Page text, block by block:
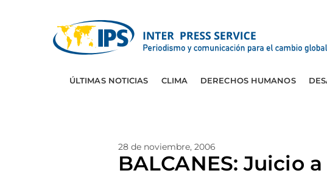
ÚLTIMAS NOTICIAS CLIMA DERECHOS HUMANOS
28 de noviembre, 2006
BALCANES: Juicio